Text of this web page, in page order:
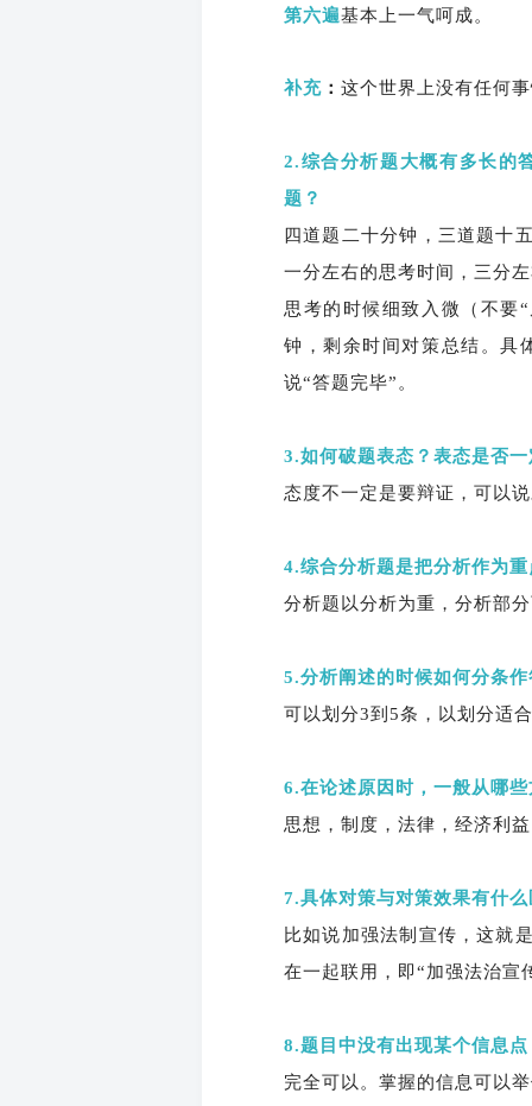
第六遍基本上一气呵成。
补充 ： 这个世界上没有任何
2.综合分析题大概有多长的
题？
四道题二十分钟，三道题十
一分左右的思考时间，三分
思考的时候细致入微（不要
钟，剩余时间对策总结。具
说“答题完毕”。
3.如何破题表态？表态是否
态度不一定是要辩证，可以
4.综合分析题是把分析作为
分析题以分析为重，分析部
5.分析阐述的时候如何分条
可以划分3到5条，以划分适
6.在论述原因时，一般从哪
思想，制度，法律，经济利
7.具体对策与对策效果有什
比如说加强法制宣传，这就
在一起联用，即“加强法治宣
8.题目中没有出现某个信息
完全可以。掌握的信息可以